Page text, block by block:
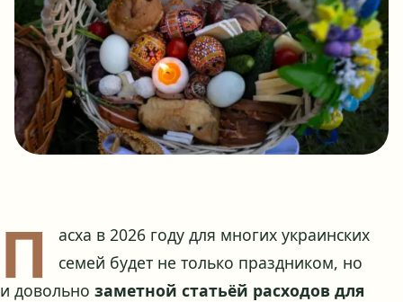
П
асха в 2026 году для многих украинских
семей будет не только праздником, но
и довольно заметной статьёй расходов для